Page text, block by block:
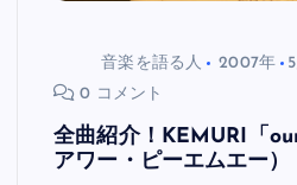
音楽を語る人 2007年
0 コメント
全曲紹介！KEMURI「
アワー・ピーエムエー）